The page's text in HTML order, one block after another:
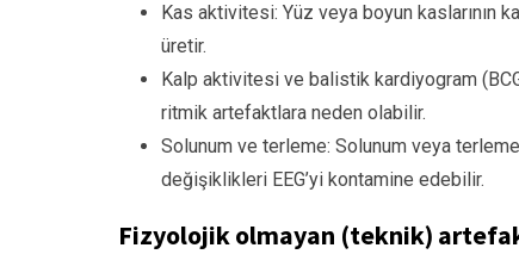
Kas aktivitesi: Yüz veya boyun kaslarının
üretir.
Kalp aktivitesi ve balistik kardiyogram
ritmik artefaktlara neden olabilir.
Solunum ve terleme: Solunum veya
değişiklikleri EEG’yi kontamine edebilir.
Fizyolojik olmayan (teknik)